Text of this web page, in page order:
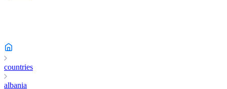
countries
albania